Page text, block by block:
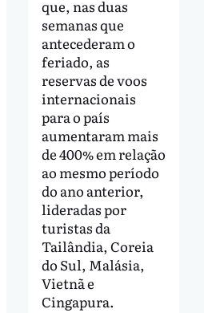
que, nas duas
semanas que
antecederam o
feriado, as
reservas de voos
internacionais
para o país
aumentaram mais
de 400% em relação
ao mesmo período
do ano anterior,
lideradas por
turistas da
Tailândia, Coreia
do Sul, Malásia,
Vietnã e
Cingapura.